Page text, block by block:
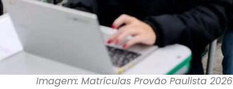
Imagem: Matrículas Provão Paulista 2026